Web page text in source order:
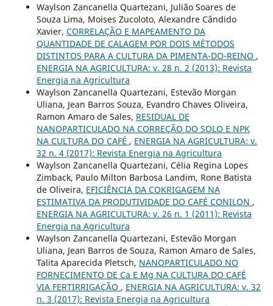
Waylson Zancanella Quartezani, Julião Soares de
Souza Lima, Moises Zucoloto, Alexandre Cândido
Xavier, CORRELAÇÃO E MAPEAMENTO DA
QUANTIDADE DE CALAGEM POR DOIS MÉTODOS
DISTINTOS PARA A CULTURA DA PIMENTA-DO-REINO ,
ENERGIA NA AGRICULTURA: v. 28 n. 2 (2013): Revista
Energia na Agricultura
Waylson Zancanella Quartezani, Estevão Morgan
Uliana, Jean Barros Souza, Evandro Chaves Oliveira,
Ramon Amaro de Sales, RESIDUAL DE
NANOPARTICULADO NA CORREÇÃO DO SOLO E NPK
NA CULTURA DO CAFÉ , ENERGIA NA AGRICULTURA: v.
32 n. 4 (2017): Revista Energia na Agricultura
Waylson Zancanella Quartezani, Célia Regina Lopes
Zimback, Paulo Milton Barbosa Landim, Rone Batista
de Oliveira, EFICIÊNCIA DA COKRIGAGEM NA
ESTIMATIVA DA PRODUTIVIDADE DO CAFÉ CONILON ,
ENERGIA NA AGRICULTURA: v. 26 n. 1 (2011): Revista
Energia na Agricultura
Waylson Zancanella Quartezani, Estevão Morgan
Uliana, Jean Barros de Souza, Ramon Amaro de Sales,
Talita Aparecida Pletsch, NANOPARTICULADO NO
FORNECIMENTO DE Ca E Mg NA CULTURA DO CAFÉ
VIA FERTIRRIGAÇÃO , ENERGIA NA AGRICULTURA: v. 32
n. 3 (2017): Revista Energia na Agricultura